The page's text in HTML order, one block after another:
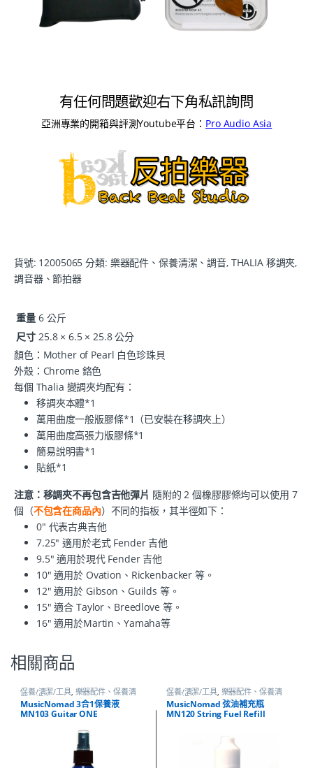
有任何問題歡迎右下角私訊詢問
亞洲專業的開箱與評測Youtube平台： Pro Audio Asia
貨號: 12005065 分類: 樂器配件、保養清潔、調音, THALIA 移調夾,
調音器、節拍器
重量 6 公斤
尺寸 25.8 × 6.5 × 25.8 公分
顏色：Mother of Pearl 白色珍珠貝
外殼：Chrome 鉻色
每個 Thalia 變調夾均配有：
移調夾本體*1
萬用曲度一般版膠條*1（已安裝在移調夾上）
萬用曲度高張力版膠條*1
簡易說明書*1
貼紙*1
注意：移調夾不再包含吉他彈片 隨附的 2 個橡膠膠條均可以使用 7
個（不包含在商品內）不同的指板，其半徑如下：
0" 代表古典吉他
7.25" 適用於老式 Fender 吉他
9.5" 適用於現代 Fender 吉他
10" 適用於 Ovation、Rickenbacker 等。
12" 適用於 Gibson、Guilds 等。
15" 適合 Taylor、Breedlove 等。
16" 適用於Martin、Yamaha等
相關商品
保養/清潔/工具, 樂器配件、保養清
潔、調音
MusicNomad 3合1保養液
MN103 Guitar ONE
保養/清潔/工具, 樂器配件、保養清
潔、調音
MusicNomad 弦油補充瓶
MN120 String Fuel Refill